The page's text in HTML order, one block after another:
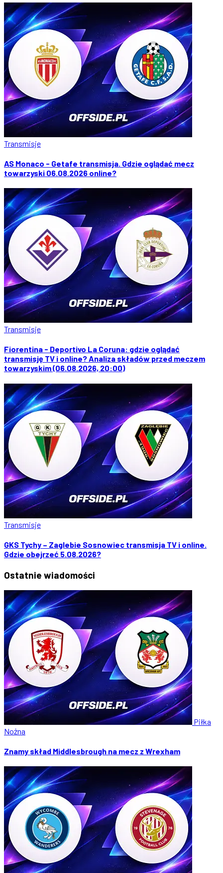
Transmisje
AS Monaco - Getafe transmisja. Gdzie oglądać mecz
towarzyski 06.08.2026 online?
Transmisje
Fiorentina - Deportivo La Coruna: gdzie oglądać
transmisję TV i online? Analiza składów przed meczem
towarzyskim (06.08.2026, 20:00)
Transmisje
GKS Tychy – Zaglebie Sosnowiec transmisja TV i online.
Gdzie obejrzeć 5.08.2026?
Ostatnie wiadomości
Piłka
Nożna
Znamy skład Middlesbrough na mecz z Wrexham